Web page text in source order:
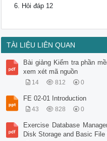
Hỏi đáp 12
TÀI LIỆU LIÊN QUAN
Bài giảng Kiểm tra phần
xem xét mã nguồn
14 812 0
FE 02-01 Introduction
43 828 0
Exercise Database
Disk Storage and Basic File